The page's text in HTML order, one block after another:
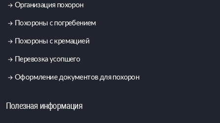
Организация похорон
Похороны с погребением
Похороны с кремацией
Перевозка усопшего
Оформление документов для похорон
Полезная информация